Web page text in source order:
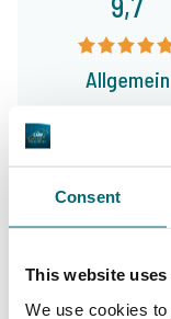
Consent
This website
We use cookies
Allgemein
9,4